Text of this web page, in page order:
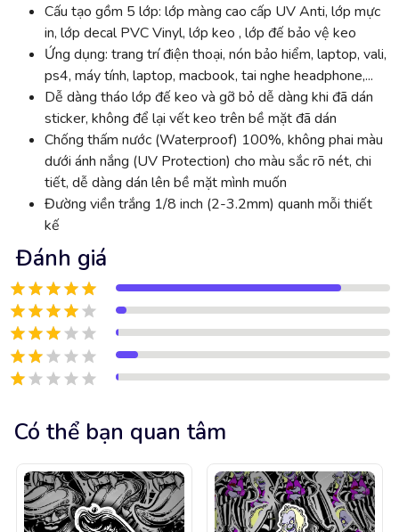
Cấu tạo gồm 5 lớp: lớp màng cao cấp UV Anti, lớp mực
in, lớp decal PVC Vinyl, lớp keo , lớp đế bảo vệ keo
Ứng dụng: trang trí điện thoại, nón bảo hiểm, laptop, vali,
ps4, máy tính, laptop, macbook, tai nghe headphone,...
Dễ dàng tháo lớp đế keo và gỡ bỏ dễ dàng khi đã dán
sticker, không để lại vết keo trên bề mặt đã dán
Chống thấm nước (Waterproof) 100%, không phai màu
dưới ánh nắng (UV Protection) cho màu sắc rõ nét, chi
tiết, dễ dàng dán lên bề mặt mình muốn
Đường viền trắng 1/8 inch (2-3.2mm) quanh mỗi thiết
kế
Đánh giá
Có thể bạn quan tâm